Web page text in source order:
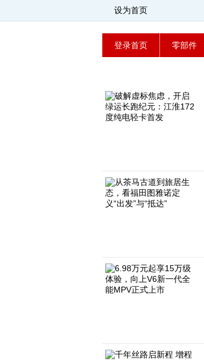
设为首页
登录首页 零部件